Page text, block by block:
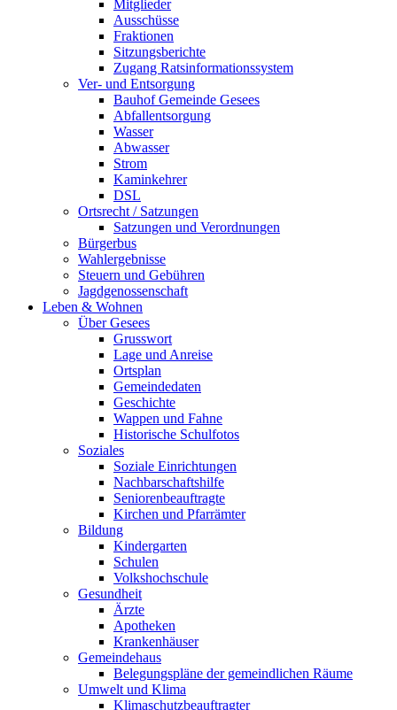
Mitglieder
Ausschüsse
Fraktionen
Sitzungsberichte
Zugang Ratsinformationssystem
Ver- und Entsorgung
Bauhof Gemeinde Gesees
Abfallentsorgung
Wasser
Abwasser
Strom
Kaminkehrer
DSL
Ortsrecht / Satzungen
Satzungen und Verordnungen
Bürgerbus
Wahlergebnisse
Steuern und Gebühren
Jagdgenossenschaft
Leben & Wohnen
Über Gesees
Grusswort
Lage und Anreise
Ortsplan
Gemeindedaten
Geschichte
Wappen und Fahne
Historische Schulfotos
Soziales
Soziale Einrichtungen
Nachbarschaftshilfe
Seniorenbeauftragte
Kirchen und Pfarrämter
Bildung
Kindergarten
Schulen
Volkshochschule
Gesundheit
Ärzte
Apotheken
Krankenhäuser
Gemeindehaus
Belegungspläne der gemeindlichen Räume
Umwelt und Klima
Klimaschutzbeauftragter